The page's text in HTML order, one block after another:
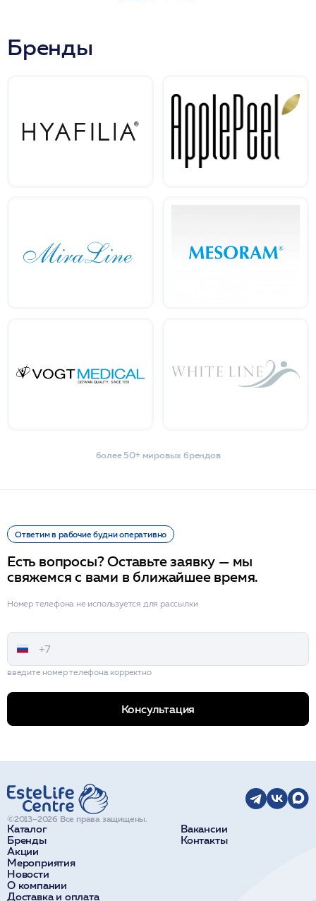
Бренды
более 50+ мировых брендов
Ответим в рабочие будни оперативно
Есть вопросы? Оставьте заявку — мы
свяжемся с вами в ближайшее время.
Номер телефона не используется для рассылки
введите номер телефона корректно
Консультация
Каталог
Бренды
Акции
Мероприятия
Новости
О компании
Доставка и оплата
Вакансии
Контакты
©2013–2026 Все права защищены.